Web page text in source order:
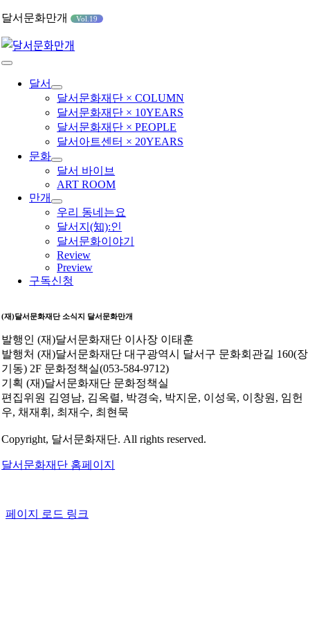
콘
츠
로
달서문화만개 Vol.19
Toggle
Navigation
달서
달서문화재단 × COLUMN
달서문화재단 × 10YEARS
달서문화재단 × PEOPLE
달서아트센터 × 20YEARS
문화
달서 바이브
ART ROOM
만개
우리 동네는요
달서지(知):인
달서문화이야기
Review
Preview
구독신청
(재)달서문화재단 소식지 달서문화만개
발행인 (재)달서문화재단 이사장 이태훈
발행처 (재)달서문화재단 대구광역시 달서구 문화회관길 160(장
기동) 2F 문화정책실(053-584-9712)
기획 (재)달서문화재단 문화정책실
편집위원 김영남, 김옥렬, 박경숙, 박지운, 이성욱, 이창원, 임헌
우, 채재휘, 최재수, 최현묵
Copyright, 달서문화재단. All rights reserved.
달서문화재단 홈페이지
페이지 로드 링크